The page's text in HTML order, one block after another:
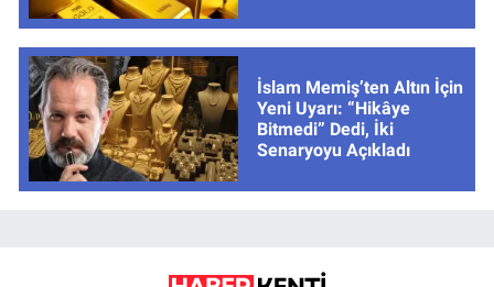
İslam Memiş’ten Altın İçin
Yeni Uyarı: “Hikâye
Bitmedi” Dedi, İki
Senaryoyu Açıkladı